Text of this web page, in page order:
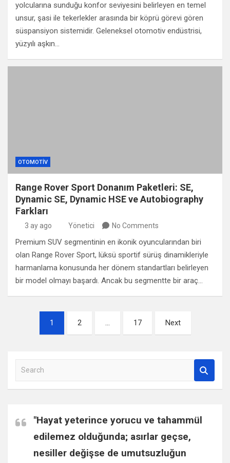
yolcularına sunduğu konfor seviyesini belirleyen en temel
unsur, şasi ile tekerlekler arasında bir köprü görevi gören
süspansiyon sistemidir. Geleneksel otomotiv endüstrisi,
yüzyılı aşkın…
OTOMOTIV
Range Rover Sport Donanım Paketleri: SE,
Dynamic SE, Dynamic HSE ve Autobiography
Farkları
3 ay ago Yönetici No Comments
Premium SUV segmentinin en ikonik oyuncularından biri
olan Range Rover Sport, lüksü sportif sürüş dinamikleriyle
harmanlama konusunda her dönem standartları belirleyen
bir model olmayı başardı. Ancak bu segmentte bir araç…
Yazı sayfalaması
1 2 … 17 Next
a
c
h
"Hayat yeterince yorucu ve tahammül
edilemez olduğunda; asırlar geçse,
nesiller değişse de umutsuzluğun